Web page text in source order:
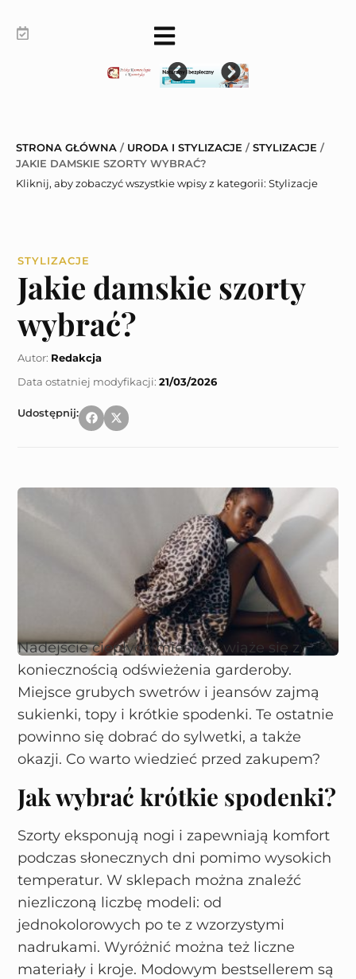
STRONA GŁÓWNA / URODA I STYLIZACJE /STYLIZACJE /
JAKIE DAMSKIE SZORTY WYBRAĆ?
Kliknij, aby zobaczyć wszystkie wpisy z kategorii: Stylizacje
STYLIZACJE
Jakie damskie szorty
wybrać?
Autor: Redakcja
21/03/2026
Udostępnij:
Nadejście ciepłych miesięcy wiąże się z
koniecznością odświeżenia garderoby.
Miejsce grubych swetrów i jeansów zajmą
sukienki, topy i krótkie spodenki. Te ostatnie
powinno się dobrać do sylwetki, a także
okazji. Co warto wiedzieć przed zakupem?
Jak wybrać krótkie spodenki?
Szorty eksponują nogi i zapewniają komfort
podczas słonecznych dni pomimo wysokich
temperatur. W sklepach można znaleźć
niezliczoną liczbę modeli: od
jednokolorowych po te z wzorzystymi
nadrukami. Wyróżnić można też liczne
materiały i kroje. Modowym bestsellerem są